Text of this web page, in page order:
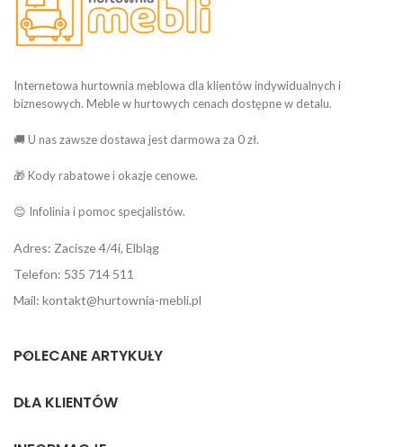
Internetowa hurtownia meblowa dla klientów indywidualnych i
biznesowych. Meble w hurtowych cenach dostępne w detalu.
🚚 U nas zawsze dostawa jest darmowa za 0 zł.
🎁 Kody rabatowe i okazje cenowe.
😊 Infolinia i pomoc specjalistów.
Adres: Zacisze 4/4i, Elbląg
Telefon: 535 714 511
Mail: kontakt@hurtownia-mebli.pl
POLECANE ARTYKUŁY
DLA KLIENTÓW